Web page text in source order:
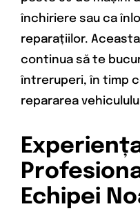
închiriere sau ca
reparațiilor.
continua să te
întreruperi, în timp
repararea
Echipei